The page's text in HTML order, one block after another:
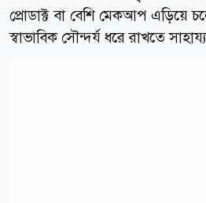
প্রোডাক্ট বা বেশি মেকআপ এড়িয়ে
স্বাভাবিক সৌন্দর্য ধরে রাখতে